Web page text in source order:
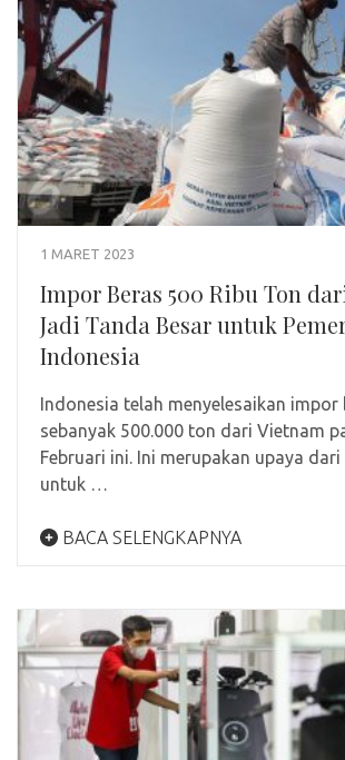
1 MARET 2023
Impor Beras 500 Ribu Ton
Jadi Tanda Besar untuk
Indonesia
Indonesia telah menyelesaikan impor
sebanyak 500.000 ton dari Vietnam
Februari ini. Ini merupakan upaya
untuk …
BACA SELENGKAPNYA